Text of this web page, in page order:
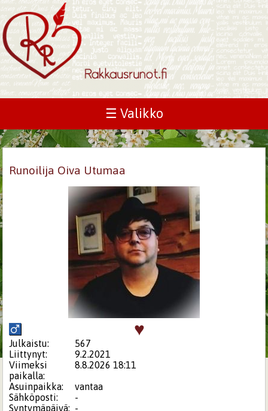
☰ Valikko
Runoilija Oiva Utumaa
♥
Julkaistu:
567
Liittynyt:
9.2.2021
Viimeksi
paikalla:
8.8.2026 18:11
Asuinpaikka:
vantaa
Sähköposti:
-
Syntymäpäivä: -